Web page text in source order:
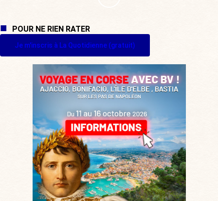
POUR NE RIEN RATER
Je m'inscris à La Quotidienne (gratuit)